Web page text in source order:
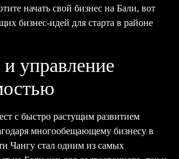
начать свой бизнес на Бали, вот
бизнес-идей для старта в районе
управление
с быстро растущим развитием
многообещающему бизнесу в
Чангу стал одним из самых